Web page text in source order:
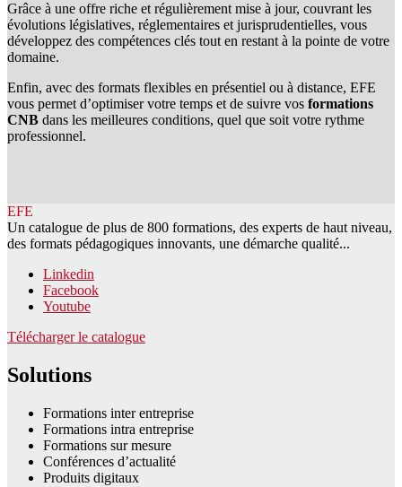
Grâce à une offre riche et régulièrement mise à jour, couvrant les
évolutions législatives, réglementaires et jurisprudentielles, vous
développez des compétences clés tout en restant à la pointe de votre
domaine.
Enfin, avec des formats flexibles en présentiel ou à distance, EFE
vous permet d’optimiser votre temps et de suivre vos formations
CNB dans les meilleures conditions, quel que soit votre rythme
professionnel.
EFE
Un catalogue de plus de 800 formations, des experts de haut niveau,
des formats pédagogiques innovants, une démarche qualité...
Linkedin
Facebook
Youtube
Télécharger le catalogue
Solutions
Formations inter entreprise
Formations intra entreprise
Formations sur mesure
Conférences d’actualité
Produits digitaux